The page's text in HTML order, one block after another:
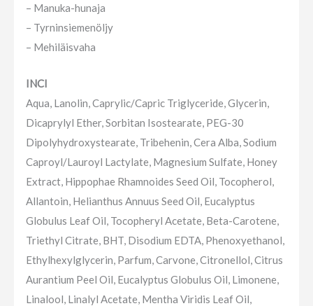
– Manuka-hunaja
– Tyrninsiemenöljy
– Mehiläisvaha
INCI
Aqua, Lanolin, Caprylic/Capric Triglyceride, Glycerin,
Dicaprylyl Ether, Sorbitan Isostearate, PEG-30
Dipolyhydroxystearate, Tribehenin, Cera Alba, Sodium
Caproyl/Lauroyl Lactylate, Magnesium Sulfate, Honey
Extract, Hippophae Rhamnoides Seed Oil, Tocopherol,
Allantoin, Helianthus Annuus Seed Oil, Eucalyptus
Globulus Leaf Oil, Tocopheryl Acetate, Beta-Carotene,
Triethyl Citrate, BHT, Disodium EDTA, Phenoxyethanol,
Ethylhexylglycerin, Parfum, Carvone, Citronellol, Citrus
Aurantium Peel Oil, Eucalyptus Globulus Oil, Limonene,
Linalool, Linalyl Acetate, Mentha Viridis Leaf Oil,